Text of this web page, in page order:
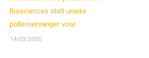
Biosciences stelt unieke
pollenvervanger voor
14/03/2026